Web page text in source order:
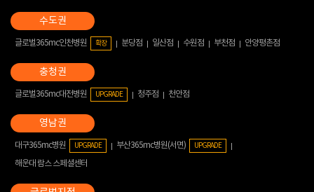
글로벌365mc인천병원 확장 분당점 일산점 수원점 부천점 안양평촌점
글로벌365mc대전병원 UPGRADE 청주점 천안점
대구365mc병원 UPGRADE 부산365mc병원(서면) UPGRADE
해운대 람스 스페셜센터